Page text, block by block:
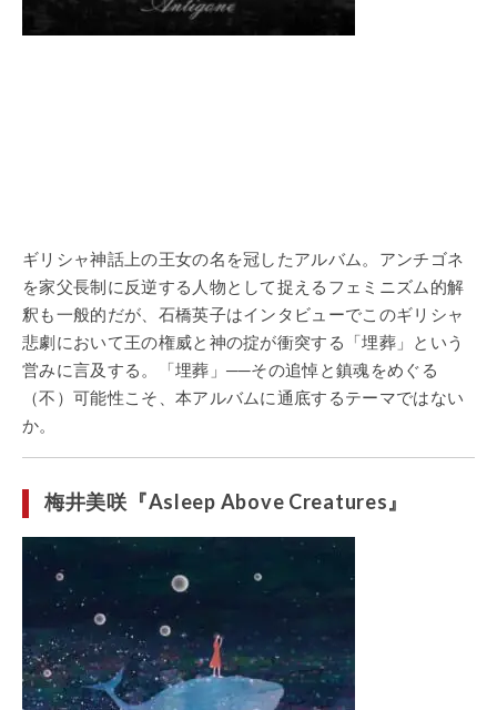
ギリシャ神話上の王女の名を冠したアルバム。アンチゴネ
を家父長制に反逆する人物として捉えるフェミニズム的解
釈も一般的だが、石橋英子はインタビューでこのギリシャ
悲劇において王の権威と神の掟が衝突する「埋葬」という
営みに言及する。「埋葬」──その追悼と鎮魂をめぐる
（不）可能性こそ、本アルバムに通底するテーマではない
か。
梅井美咲『Asleep Above Creatures』